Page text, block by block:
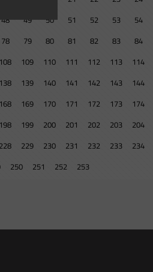
48 49 50 51 52 53 54
78 79 80 81 82 83 84
108 109 110 111 112 113 114
138 139 140 141 142 143 144
168 169 170 171 172 173 174
198 199 200 201 202 203 204
228 229 230 231 232 233 234
250 251 252 253